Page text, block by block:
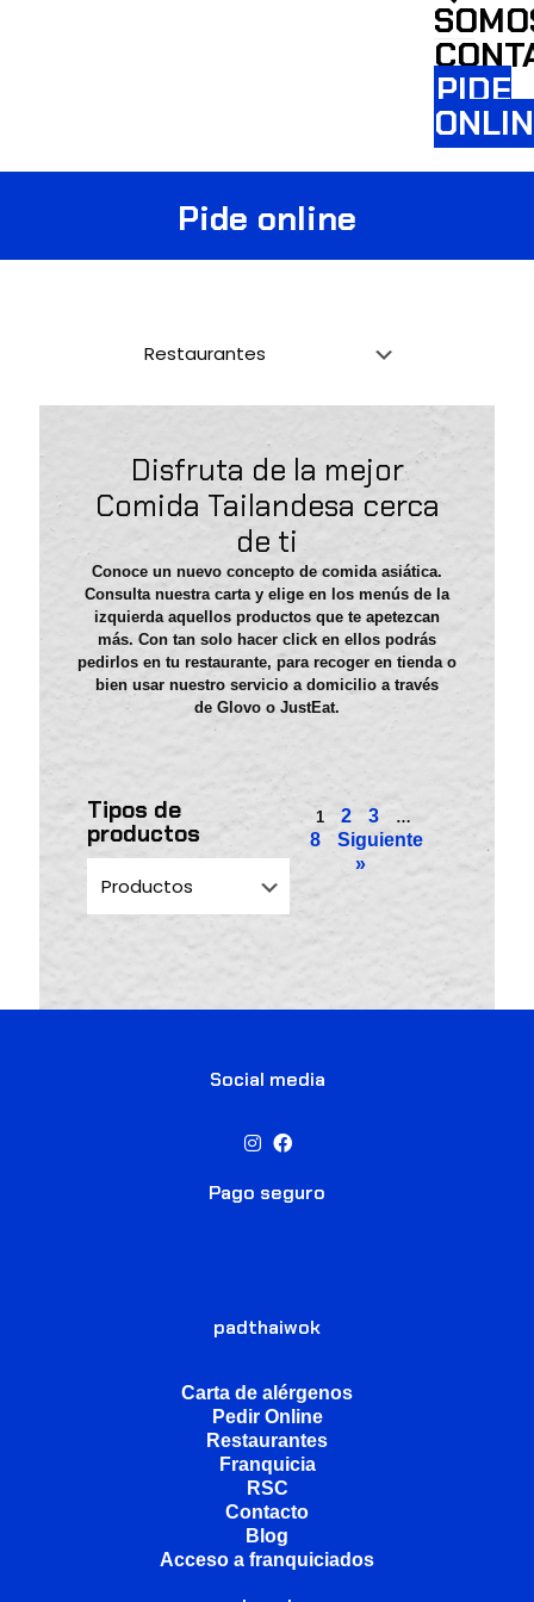
PIDE
Pide online
Disfruta de la mejor
Comida Tailandesa cerca
de ti
Conoce un nuevo concepto de comida asiática.
Consulta nuestracartay elige en los menús de la
izquierda aquellos productos que te apetezcan
más. Con tan solo hacer click en ellos podrás
pedirlos en tu restaurante, para recoger en tienda o
bien usar nuestro servicio a domicilio a través
de Glovo o JustEat.
Tipos de
productos
1 2 3 …
8
Siguiente
»
Social media
Pago seguro
padthaiwok
Carta de alérgenos
Pedir Online
Restaurantes
Franquicia
RSC
Contacto
Blog
Acceso a franquiciados